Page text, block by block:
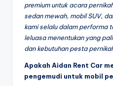
premium untuk acara
sedan mewah, mobil SUV,
kami selalu dalam performa
leluasa menentukan yang
dan kebutuhan pesta
Apakah Aidan Rent Car
pengemudi untuk mobil